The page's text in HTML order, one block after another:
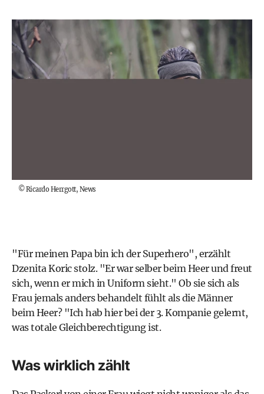
©Ricardo Herrgott, News
"Für meinen Papa bin ich der Superhero", erzählt
Dzenita Koric stolz. "Er war selber beim Heer und freut
sich, wenn er mich in Uniform sieht." Ob sie sich als
Frau jemals anders behandelt fühlt als die Männer
beim Heer? "Ich hab hier bei der 3. Kompanie gelernt,
was totale Gleichberechtigung ist.
Was wirklich zählt